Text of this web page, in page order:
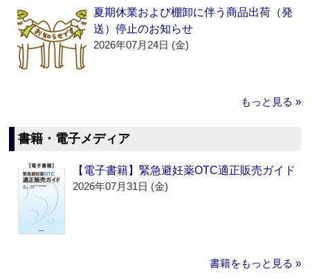
夏期休業および棚卸に伴う商品出荷（発
送）停止のお知らせ
2026年07月24日 (金)
もっと見る »
書籍・電子メディア
【電子書籍】緊急避妊薬OTC適正販売ガイド
2026年07月31日 (金)
書籍をもっと見る »